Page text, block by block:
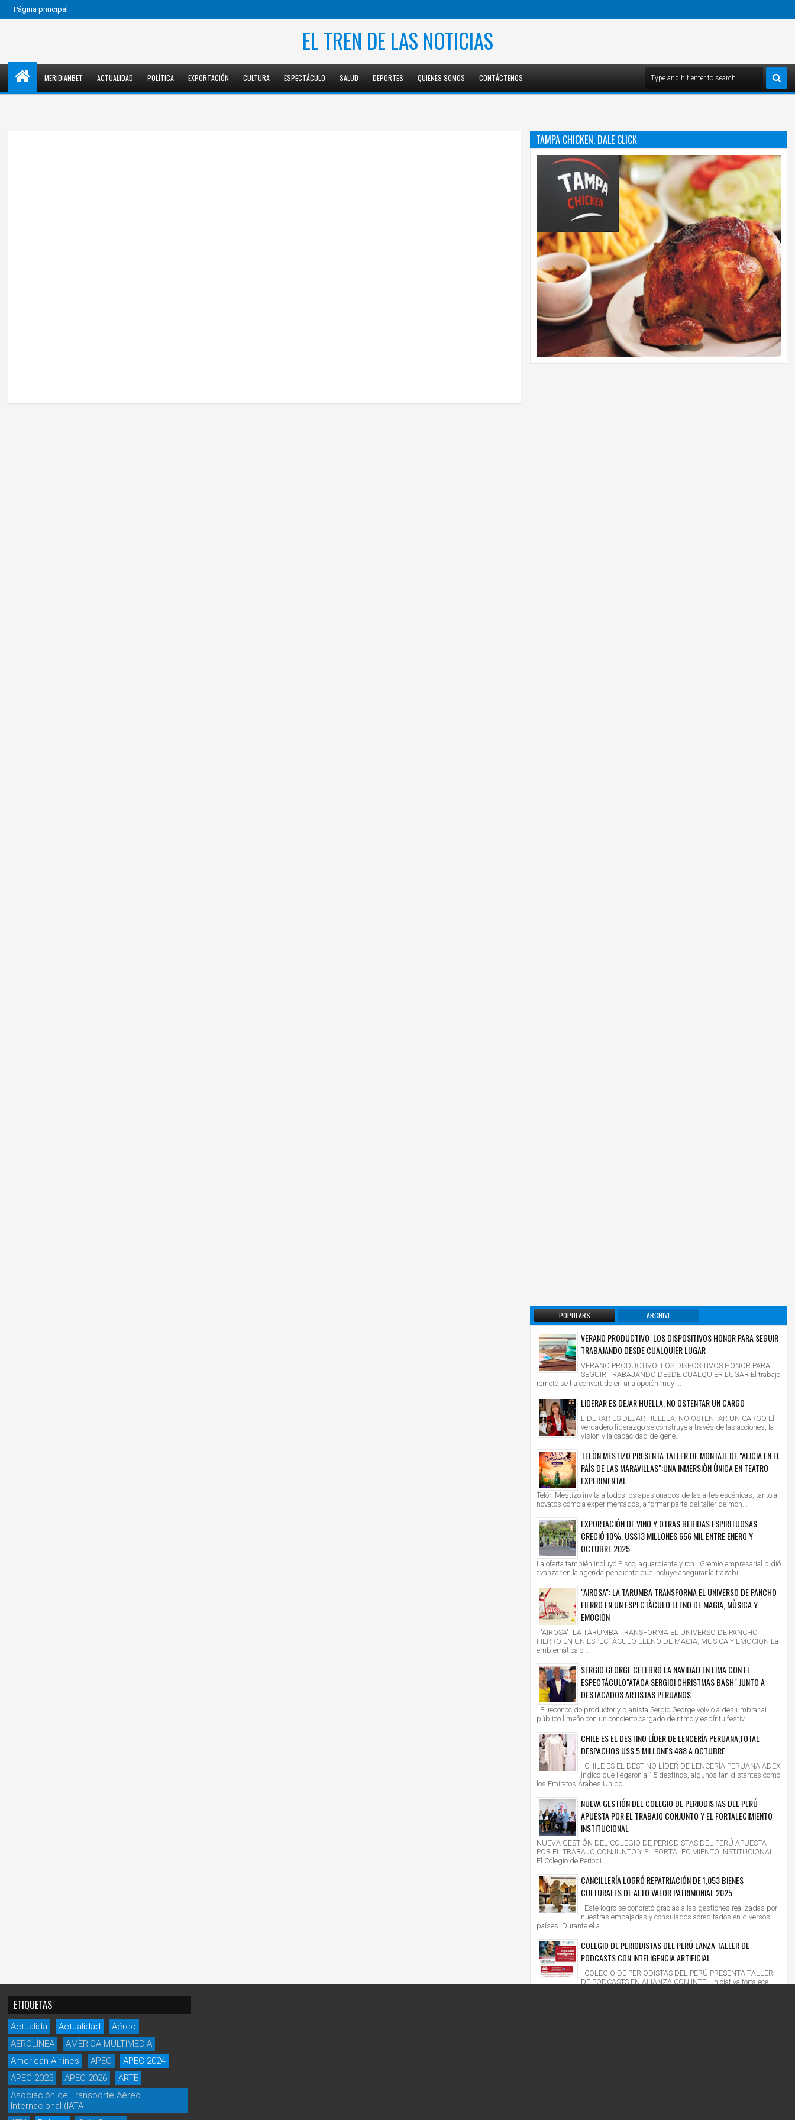
Página principal
EL TREN DE LAS NOTICIAS
MERIDIANBET ACTUALIDAD POLÍTICA EXPORTACIÓN CULTURA ESPECTÁCULO SALUD DEPORTES QUIENES SOMOS CONTÁCTENOS
TAMPA CHICKEN, DALE CLICK
POPULARS ARCHIVE
VERANO PRODUCTIVO: LOS DISPOSITIVOS HONOR PARA SEGUIR
TRABAJANDO DESDE CUALQUIER LUGAR
VERANO PRODUCTIVO: LOS DISPOSITIVOS HONOR PARA
SEGUIR TRABAJANDO DESDE CUALQUIER LUGAR El trabajo
remoto se ha convertido en una opción muy ...
LIDERAR ES DEJAR HUELLA, NO OSTENTAR UN CARGO
LIDERAR ES DEJAR HUELLA, NO OSTENTAR UN CARGO El
verdadero liderazgo se construye a través de las acciones, la
visión y la capacidad de gene...
TELÒN MESTIZO PRESENTA TALLER DE MONTAJE DE "ALICIA EN EL
PAÌS DE LAS MARAVILLAS":UNA INMERSIÒN ÙNICA EN TEATRO
EXPERIMENTAL
Telón Mestizo invita a todos los apasionados de las artes escénicas, tanto a
novatos como a experimentados, a formar parte del taller de mon...
EXPORTACIÓN DE VINO Y OTRAS BEBIDAS ESPIRITUOSAS
CRECIÓ 10%, US$13 MILLONES 656 MIL ENTRE ENERO Y
OCTUBRE 2025
La oferta también incluyó Pisco, aguardiente y ron. Gremio empresarial pidió
avanzar en la agenda pendiente que incluye asegurar la trazabi...
"AIROSA": LA TARUMBA TRANSFORMA EL UNIVERSO DE PANCHO
FIERRO EN UN ESPECTÀCULO LLENO DE MAGIA, MÙSICA Y
EMOCIÒN
"AIROSA": LA TARUMBA TRANSFORMA EL UNIVERSO DE PANCHO
FIERRO EN UN ESPECTÀCULO LLENO DE MAGIA, MÙSICA Y EMOCIÒN La
emblemática c...
SERGIO GEORGE CELEBRÓ LA NAVIDAD EN LIMA CON EL
ESPECTÁCULO"ATACA SERGIO! CHRISTMAS BASH" JUNTO A
DESTACADOS ARTISTAS PERUANOS
El reconocido productor y pianista Sergio George volvió a deslumbrar al
público limeño con un concierto cargado de ritmo y espíritu festiv...
CHILE ES EL DESTINO LÍDER DE LENCERÍA PERUANA,TOTAL
DESPACHOS US$ 5 MILLONES 488 A OCTUBRE
CHILE ES EL DESTINO LÍDER DE LENCERÍA PERUANA ADEX
indicó que llegaron a 15 destinos, algunos tan distantes como
los Emiratos Árabes Unido...
NUEVA GESTIÓN DEL COLEGIO DE PERIODISTAS DEL PERÚ
APUESTA POR EL TRABAJO CONJUNTO Y EL FORTALECIMIENTO
INSTITUCIONAL
NUEVA GESTIÓN DEL COLEGIO DE PERIODISTAS DEL PERÚ APUESTA
POR EL TRABAJO CONJUNTO Y EL FORTALECIMIENTO INSTITUCIONAL
El Colegio de Periodi...
CANCILLERÍA LOGRÓ REPATRIACIÓN DE 1,053 BIENES
CULTURALES DE ALTO VALOR PATRIMONIAL 2025
Este logro se concretó gracias a las gestiones realizadas por
nuestras embajadas y consulados acreditados en diversos
países. Durante el a...
COLEGIO DE PERIODISTAS DEL PERÚ LANZA TALLER DE
PODCASTS CON INTELIGENCIA ARTIFICIAL
COLEGIO DE PERIODISTAS DEL PERÚ PRESENTA TALLER
DE PODCASTS EN ALIANZA CON INTEL Iniciativa fortalece
ETIQUETAS
Actualida Actualidad
Aéreo
AEROLÌNEA
AMÈRICA MULTIMEDIA
American Airlines
APEC
APEC 2024
APEC 2025
APEC 2026
ARTE
Asociación de Transporte Aéreo
Internacional (IATA